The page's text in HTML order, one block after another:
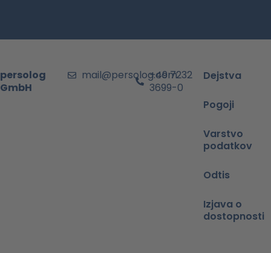
persolog
GmbH
mail@persolog.com
+49 7232
3699-0
Dejstva
Pogoji
Varstvo
podatkov
Odtis
Izjava o
dostopnosti